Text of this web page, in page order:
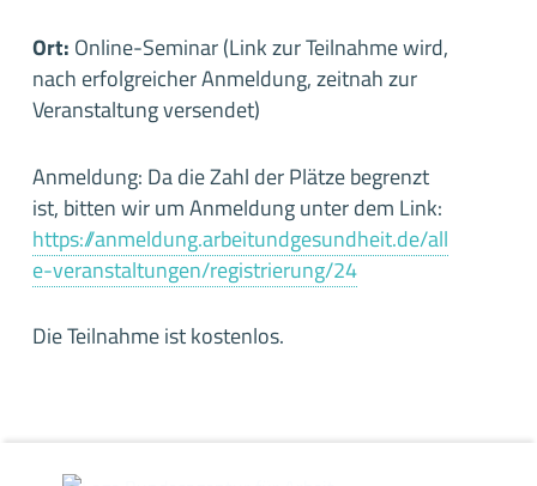
Ort: Online-Seminar (Link zur Teilnahme wird,
nach erfolgreicher Anmeldung, zeitnah zur
Veranstaltung versendet)
Anmeldung: Da die Zahl der Plätze begrenzt
ist, bitten wir um Anmeldung unter dem Link:
https://anmeldung.arbeitundgesundheit.de/all
e-veranstaltungen/registrierung/24
Die Teilnahme ist kostenlos.